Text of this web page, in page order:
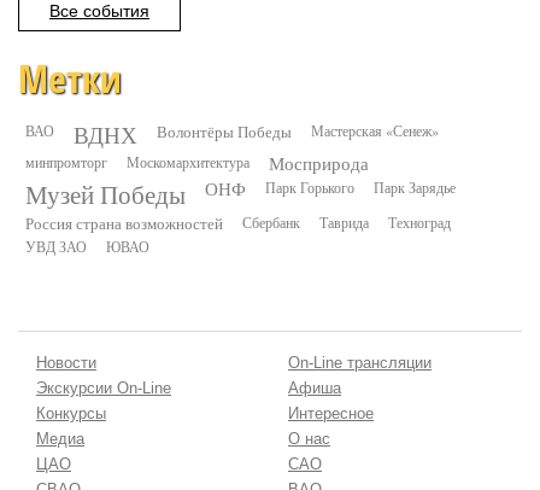
Все события
Метки
ВАО ВДНХ Волонтёры Победы
Мастерская «Сенеж»
минпромторг
Москомархитектура Мосприрода
Музей Победы ОНФ Парк Горького Парк Зарядье
Россия страна возможностей Сбербанк Таврида
Техноград
УВД ЗАО
ЮВАО
Новости
On-Line трансляции
Экскурсии On-Line
Афиша
Конкурсы
Интересное
Медиа
О нас
ЦАО
САО